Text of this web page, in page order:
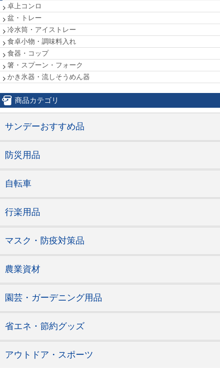
卓上コンロ
盆・トレー
冷水筒・アイストレー
食卓小物・調味料入れ
食器・コップ
箸・スプーン・フォーク
かき氷器・流しそうめん器
商品カテゴリ
サンデーおすすめ品
防災用品
自転車
行楽用品
マスク・防疫対策品
農業資材
園芸・ガーデニング用品
省エネ・節約グッズ
アウトドア・スポーツ